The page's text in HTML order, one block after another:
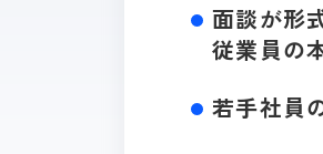
面談が形
従業員の
若手社員